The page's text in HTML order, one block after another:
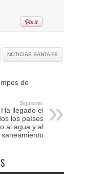
NOTICIAS SANTA FE
de
Siguiente:
llegado el
los países
al agua y al
saneamiento